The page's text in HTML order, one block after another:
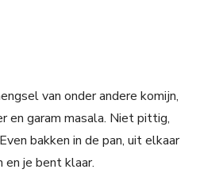
van onder andere komijn,
en garam masala. Niet pittig,
bakken in de pan, uit elkaar
je bent klaar.